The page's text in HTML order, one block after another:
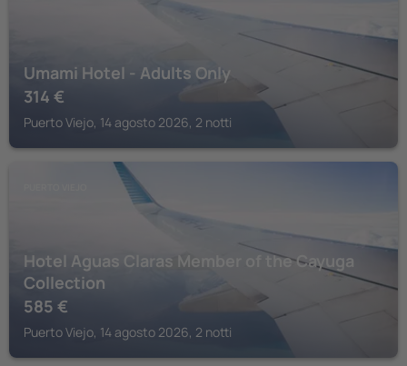
Umami Hotel - Adults Only
314 €
Puerto Viejo, 14 agosto 2026, 2 notti
Hotel Aguas Claras Member of the Cayuga
Collection
585 €
Puerto Viejo, 14 agosto 2026, 2 notti